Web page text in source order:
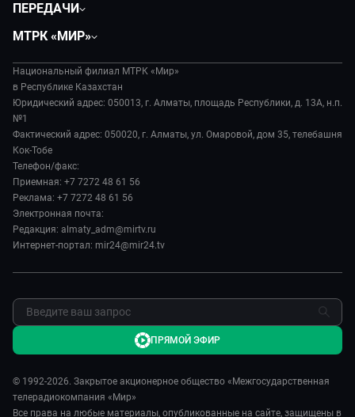
Экономика
Происшествия
Наука и технологии
Здоровье и медицина
Спорт
Авто
Культура
ПЕРЕДАЧИ
Вместе выгодно
Евразия. Культурно
Евразия. Регионы
Наши иностранцы
Пять причин поехать в...
Сделано в Содружестве
МТРК «МИР»
История
Руководство
Лица мира
Пресса о нас
Карьера
Реклама
Обратная связь
Национальный филиал МТРК «Мир»
в Республике Казахстан
Юридический адрес: 050013, г. Алматы, площадь Республики, д. 13А, н.п.
№1
Фактический адрес: 050020, г. Алматы, ул. Омаровой, дом 35, телебашня
Кок-Тобе
Телефон/факс:
Приемная: +7 7272 48 61 56
Реклама: +7 7272 48 61 56
Электронная почта:
Редакция: almaty_adm@mirtv.ru
Интернет-портал: mir24@mir24.tv
© 1992-2026. Закрытое акционерное общество «Межгосударственная
телерадиокомпания «Мир»
Все права на любые материалы, опубликованные на сайте, защищены в
ПРЯМОЙ ЭФИР